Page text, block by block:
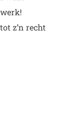
z’n recht